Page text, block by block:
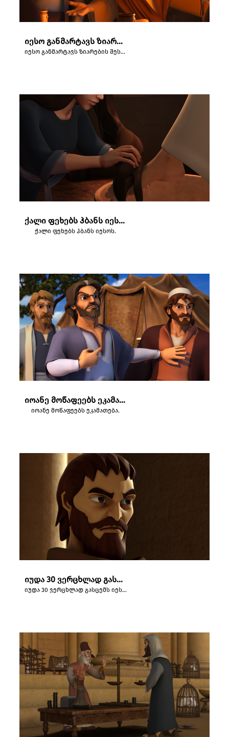
იესო განმარტავს ზიარების შესახებ უკანასკნელი სერობისას.
იესო განმარტავს ზიარების შესახებ უკანასკნელი სერობისას.
ქალი ფეხებს ჰბანს იესოს.
ქალი ფეხებს ჰბანს იესოს.
იოანე მოწაფეებს ეკამათება.
იოანე მოწაფეებს ეკამათება.
იუდა 30 ვერცხლად გასცემს იესოს.
იუდა 30 ვერცხლად გასცემს იესოს.